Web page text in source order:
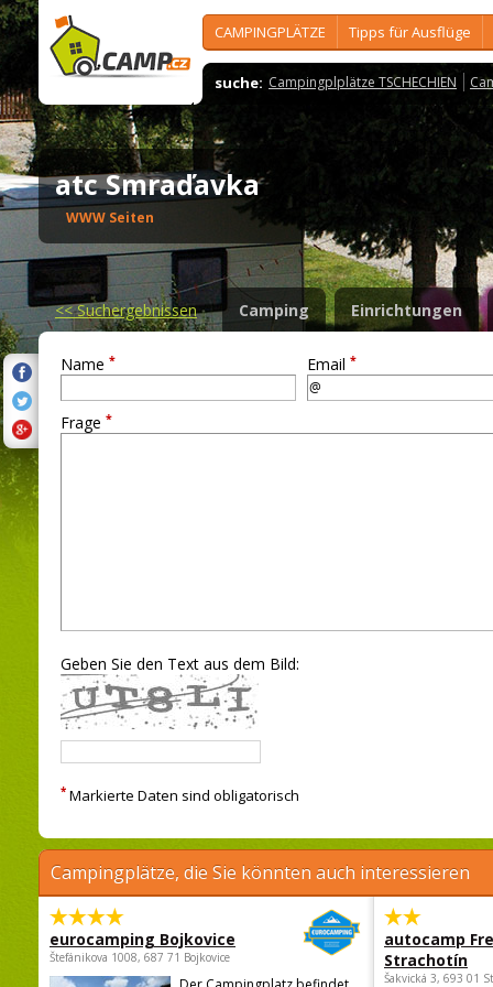
CAMPINGPLÄTZE Tipps für Ausflüge
suche: Campingplplätze TSCHECHIEN
atc Smraďavka
WWW Seiten
<<Suchergebnissen Camping Einrichtungen
Name * Email *
Frage *
Geben Sie den Text aus dem Bild:
* Markierte Daten sind obligatorisch
Campingplätze, die Sie könnten auch interessieren
eurocamping Bojkovice
Štefánikova 1008, 687 71 Bojkovice
autocamp
Strachotín
Šakvická 3, 693 01